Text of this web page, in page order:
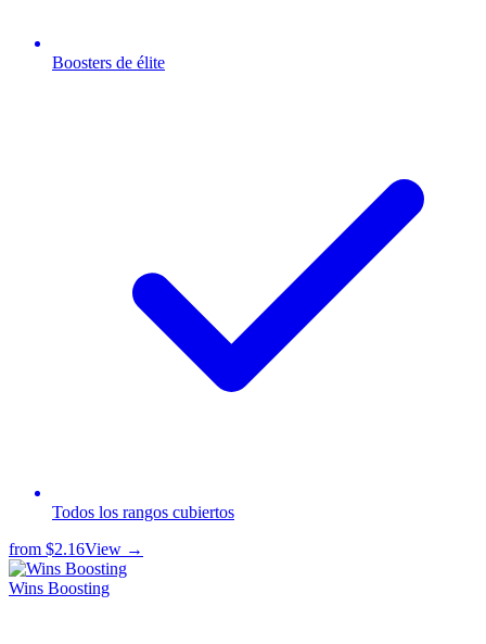
Boosters de élite
Todos los rangos cubiertos
from $2.16View →
Wins Boosting